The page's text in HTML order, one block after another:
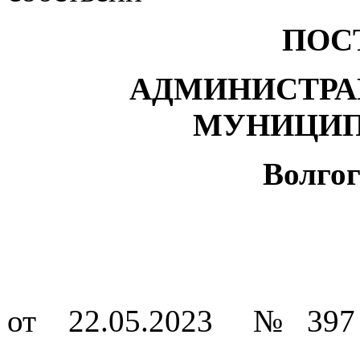
от 22.05.2023 № 397